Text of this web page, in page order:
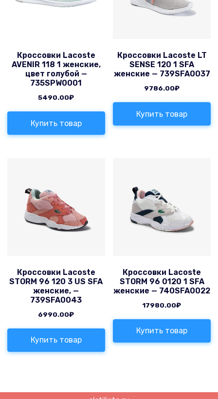
Кроссовки Lacoste
AVENIR 118 1 женские,
цвет голубой —
735SPW0001
5490.00₽
Купить товар
Кроссовки Lacoste LT
SENSE 120 1 SFA
женские — 739SFA0037
9786.00₽
Купить товар
Кроссовки Lacoste
STORM 96 120 3 US SFA
женские, —
739SFA0043
6990.00₽
Купить товар
Кроссовки Lacoste
STORM 96 0120 1 SFA
женские — 740SFA0022
17980.00₽
Купить товар